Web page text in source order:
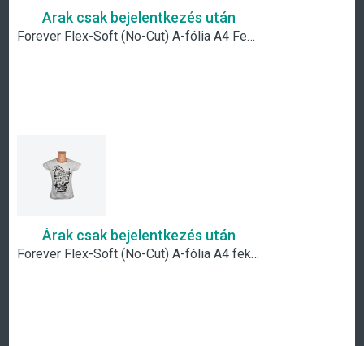
Árak csak bejelentkezés után
Forever Flex-Soft (No-Cut) A-fólia A4 Fehér
Árak csak bejelentkezés után
Forever Flex-Soft (No-Cut) A-fólia A4 fekete